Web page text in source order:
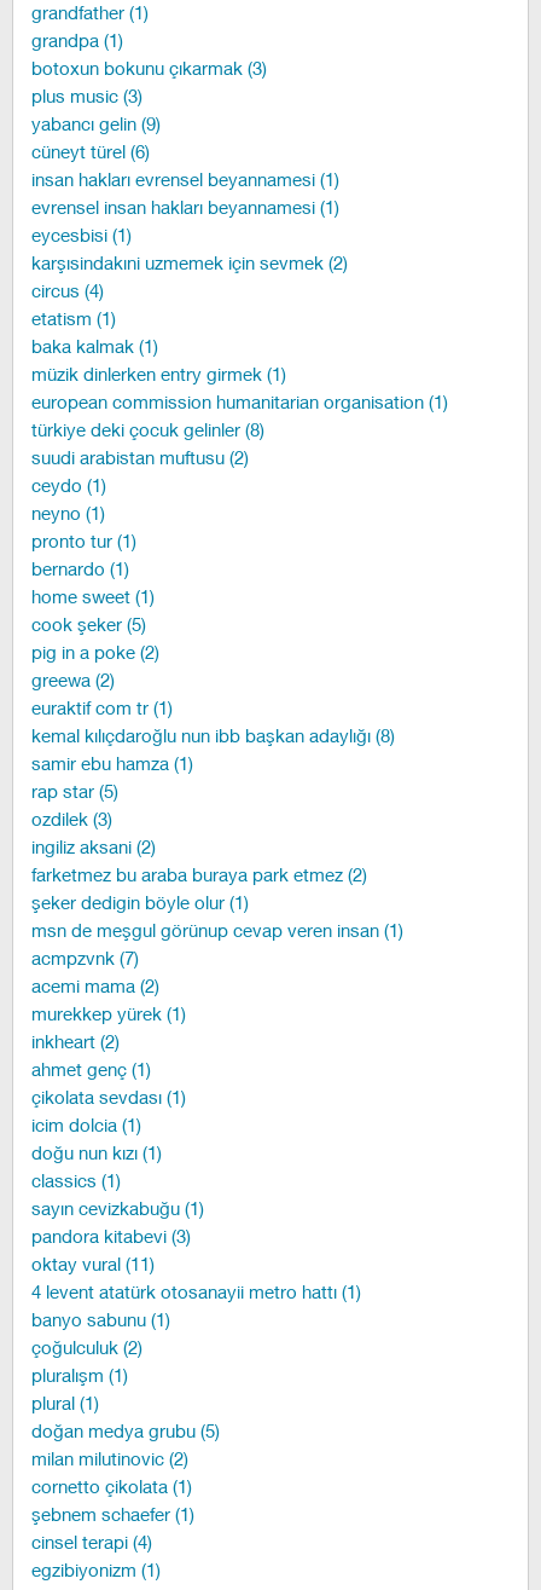
grandfather (1)
grandpa (1)
botoxun bokunu çıkarmak (3)
plus music (3)
yabancı gelin (9)
cüneyt türel (6)
insan hakları evrensel beyannamesi (1)
evrensel insan hakları beyannamesi (1)
eycesbisi (1)
karşısindakıni uzmemek için sevmek (2)
circus (4)
etatism (1)
baka kalmak (1)
müzik dinlerken entry girmek (1)
european commission humanitarian organisation (1)
türkiye deki çocuk gelinler (8)
suudi arabistan muftusu (2)
ceydo (1)
neyno (1)
pronto tur (1)
bernardo (1)
home sweet (1)
cook şeker (5)
pig in a poke (2)
greewa (2)
euraktif com tr (1)
kemal kılıçdaroğlu nun ibb başkan adaylığı (8)
samir ebu hamza (1)
rap star (5)
ozdilek (3)
ingiliz aksani (2)
farketmez bu araba buraya park etmez (2)
şeker dedigin böyle olur (1)
msn de meşgul görünup cevap veren insan (1)
acmpzvnk (7)
acemi mama (2)
murekkep yürek (1)
inkheart (2)
ahmet genç (1)
çikolata sevdası (1)
icim dolcia (1)
doğu nun kızı (1)
classics (1)
sayın cevizkabuğu (1)
pandora kitabevi (3)
oktay vural (11)
4 levent atatürk otosanayii metro hattı (1)
banyo sabunu (1)
çoğulculuk (2)
pluralışm (1)
plural (1)
doğan medya grubu (5)
milan milutinovic (2)
cornetto çikolata (1)
şebnem schaefer (1)
cinsel terapi (4)
egzibiyonizm (1)